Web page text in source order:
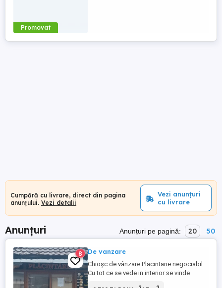
Promovat
Cumpără cu livrare, direct din pagina
anunțului. Vezi detalii
Vezi anunțuri
cu livrare
Anunțuri Anunțuri pe pagină: 20 50
8 De vanzare
Chioșc de vânzare Placintarie negociabil
Cu tot ce se vede in interior se vinde